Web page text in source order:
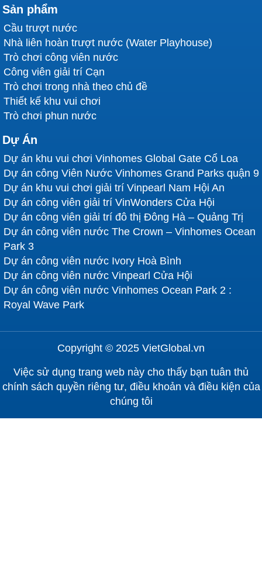
Sản phẩm
Cầu trượt nước
Nhà liên hoàn trượt nước (Water Playhouse)
Trò chơi công viên nước
Công viên giải trí Cạn
Trò chơi trong nhà theo chủ đề
Thiết kế khu vui chơi
Trò chơi phun nước
Dự Án
Dự án khu vui chơi Vinhomes Global Gate Cổ Loa
Dự án công Viên Nước Vinhomes Grand Parks quận 9
Dự án khu vui chơi giải trí Vinpearl Nam Hội An
Dự án công viên giải trí VinWonders Cửa Hội
Dự án công viên giải trí đô thị Đông Hà – Quảng Trị
Dự án công viên nước The Crown – Vinhomes Ocean
Park 3
Dự án công viên nước Ivory Hoà Bình
Dự án công viên nước Vinpearl Cửa Hội
Dự án công viên nước Vinhomes Ocean Park 2 :
Royal Wave Park
Copyright © 2025 VietGlobal.vn
Việc sử dụng trang web này cho thấy bạn tuân thủ
chính sách quyền riêng tư, điều khoản và điều kiện của
chúng tôi